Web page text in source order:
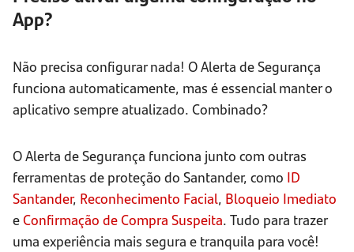
App?
Não precisa configurar nada! O Alerta de Segurança
funciona automaticamente, mas é essencial manter o
aplicativo sempre atualizado. Combinado?
O Alerta de Segurança funciona junto com outras
ferramentas de proteção do Santander, como ID
Santander, Reconhecimento Facial, Bloqueio Imediato
eConfirmação de Compra Suspeita. Tudo para trazer
uma experiência mais segura e tranquila para você!